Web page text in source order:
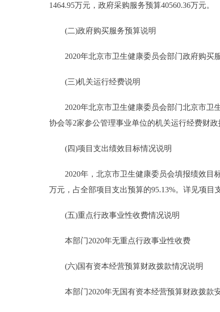
1464.95万元，政府采购服务预算40560.36万元。
(二)政府购买服务预算说明
2020年北京市卫生健康委员会部门政府购买服
(三)机关运行经费说明
2020年北京市卫生健康委员会部门北京市卫
协会等2家参公管理事业单位的机关运行经费财政
(四)项目支出绩效目标情况说明
2020年，北京市卫生健康委员会填报绩效目标
万元，占全部项目支出预算的95.13%。详见项目
(五)重点行政事业性收费情况说明
本部门2020年无重点行政事业性收费
(六)国有资本经营预算财政拨款情况说明
本部门2020年无国有资本经营预算财政拨款